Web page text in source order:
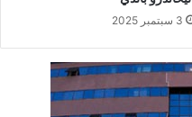
3 سبتمبر 2025